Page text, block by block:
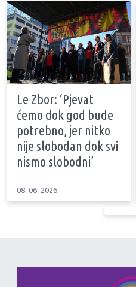
Le Zbor: ‘Pjevat
ćemo dok god bude
potrebno, jer nitko
nije slobodan dok svi
nismo slobodni’
08. 06. 2026